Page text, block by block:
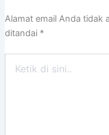
Alamat email Anda tidak
ditandai *